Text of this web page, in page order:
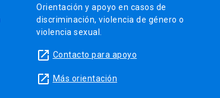
Orientación y apoyo en casos de
discriminación, violencia de género o
violencia sexual.
launch Contacto para apoyo
launch Más orientación